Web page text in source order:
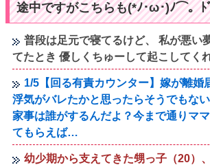
途中ですがこちらも(*ﾉ･ω･)ﾉ⌒。ﾄ
普段は足元で寝てるけど、 私が悪い
てたとき 優しくちゅーして起こしてく
1/5【回る有責カウンター】嫁が離婚
浮気がバレたかと思ったらそうでもな
家事は誰がするんだよ？今まで通りマ
てもらえば…
幼少期から支えてきた甥っ子（20）